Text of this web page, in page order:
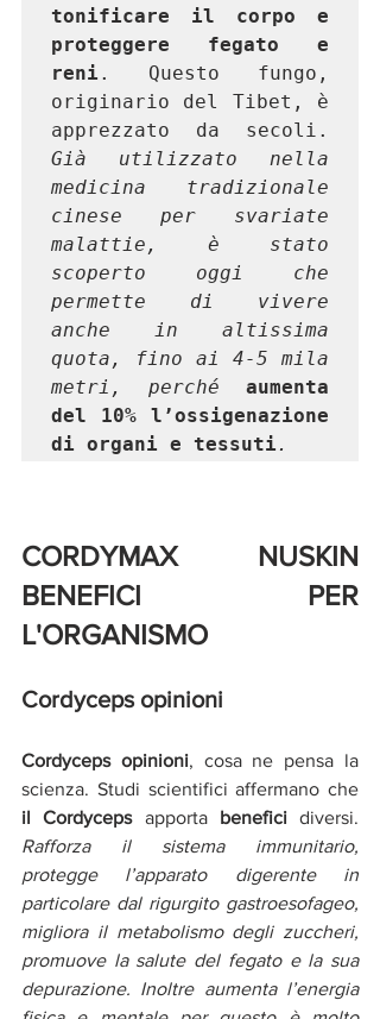
tonificare il corpo e
proteggere fegato e
reni . Questo fungo,
originario del Tibet, è
apprezzato da secoli.
Già utilizzato nella
medicina tradizionale
cinese per svariate
malattie, è stato
scoperto oggi che
permette di vivere
anche in altissima
quota, fino ai 4-5 mila
metri, perché aumenta
del 10% l’ossigenazione
di organi e tessuti .
CORDYMAX NUSKIN
BENEFICI PER
L'ORGANISMO
Cordyceps opinioni
Cordyceps opinioni, cosa ne pensa la
scienza. Studi scientifici affermano che
il Cordyceps apporta benefici
Rafforza il sistema immunitario,
protegge l’apparato digerente in
particolare dal rigurgito gastroesofageo,
migliora il metabolismo degli zuccheri,
promuove la salute del fegato e la sua
depurazione. Inoltre aumenta l’energia